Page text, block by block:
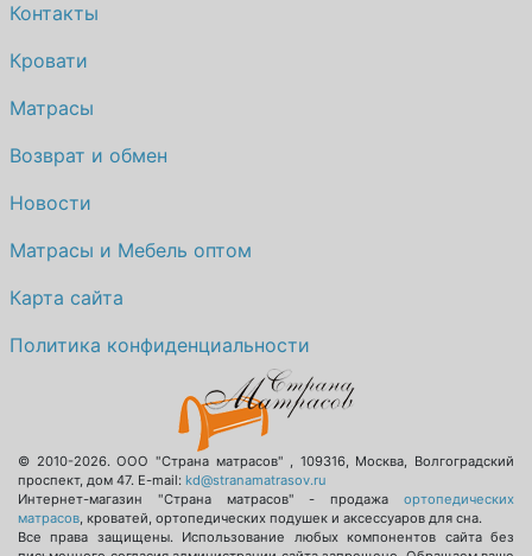
Контакты
Кровати
Матрасы
Возврат и обмен
Новости
Матрасы и Мебель оптом
Карта сайта
Политика конфиденциальности
© 2010-2026.ООО "Страна матрасов" , 109316, Москва, Волгоградский
проспект, дом 47. E-mail: kd@stranamatrasov.ru
Интернет-магазин "Страна матрасов" - продажа ортопедических
матрасов, кроватей, ортопедических подушек и аксессуаров для сна.
Все права защищены. Использование любых компонентов сайта без